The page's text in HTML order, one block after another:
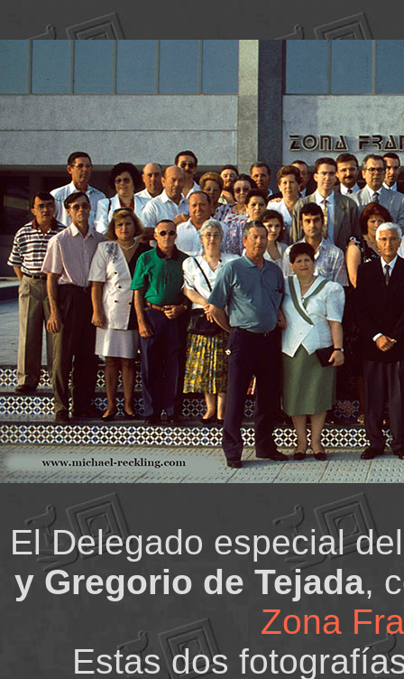
El Delegado especial
y Gregorio de Tejada,
Zona
Estas dos